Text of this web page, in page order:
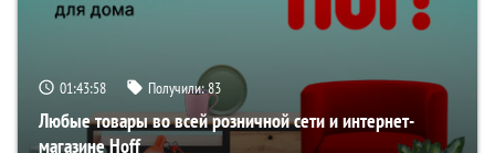
01:43:58 Получили:83
Любые товары во всей розничной сети и интернет-
магазине Hoff